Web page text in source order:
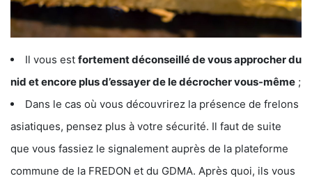
Il vous est fortement déconseillé de vous approcher du
nid et encore plus d’essayer de le décrocher vous-même ;
Dans le cas où vous découvrirez la présence de frelons
asiatiques, pensez plus à votre sécurité. Il faut de suite
que vous fassiez le signalement auprès de la plateforme
commune de la FREDON et du GDMA. Après quoi, ils vous